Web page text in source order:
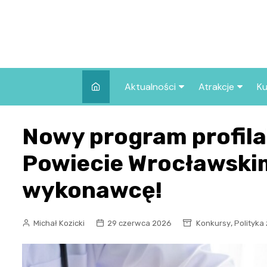
Aktualności
Wszystkie wpisy
Atrakcje
we Wrocławiu
Co warto
Wrocławiu?
Nowy program
Powiecie
wykonawcę!
Michał Kozicki 29 czerwca 2026 Konkursy, Polityka